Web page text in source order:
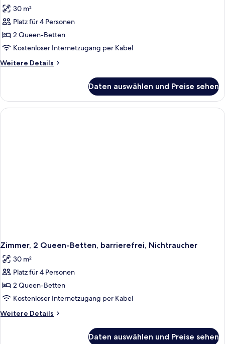
30 m²
Platz für 4 Personen
2 Queen-Betten
Kostenloser Internetzugang per Kabel
Weitere Details
Weitere
2 Queen-
Betten,
barrierefrei,
Daten auswählen und Preise sehen
Zimmer, 2 Queen-Betten, barrierefrei, Nichtraucher
30 m²
Platz für 4 Personen
2 Queen-Betten
Kostenloser Internetzugang per Kabel
Weitere Details
Weitere
Daten auswählen und Preise sehen